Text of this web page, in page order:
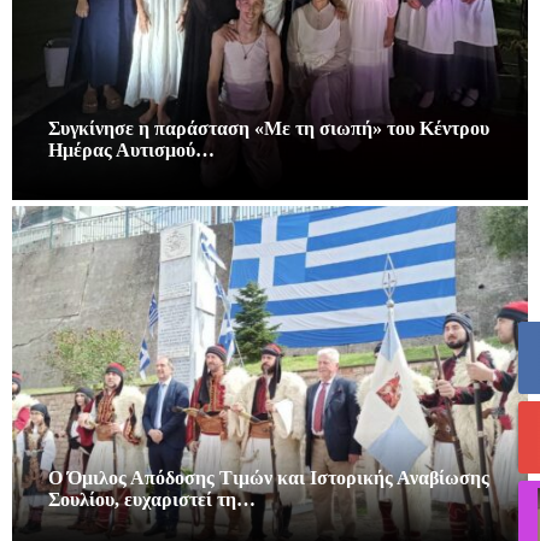
Συγκίνησε η παράσταση «Με τη σιωπή» του Κέντρου
Ημέρας Αυτισμού…
Ο Όμιλος Απόδοσης Τιμών και Ιστορικής Αναβίωσης
Σουλίου, ευχαριστεί τη…